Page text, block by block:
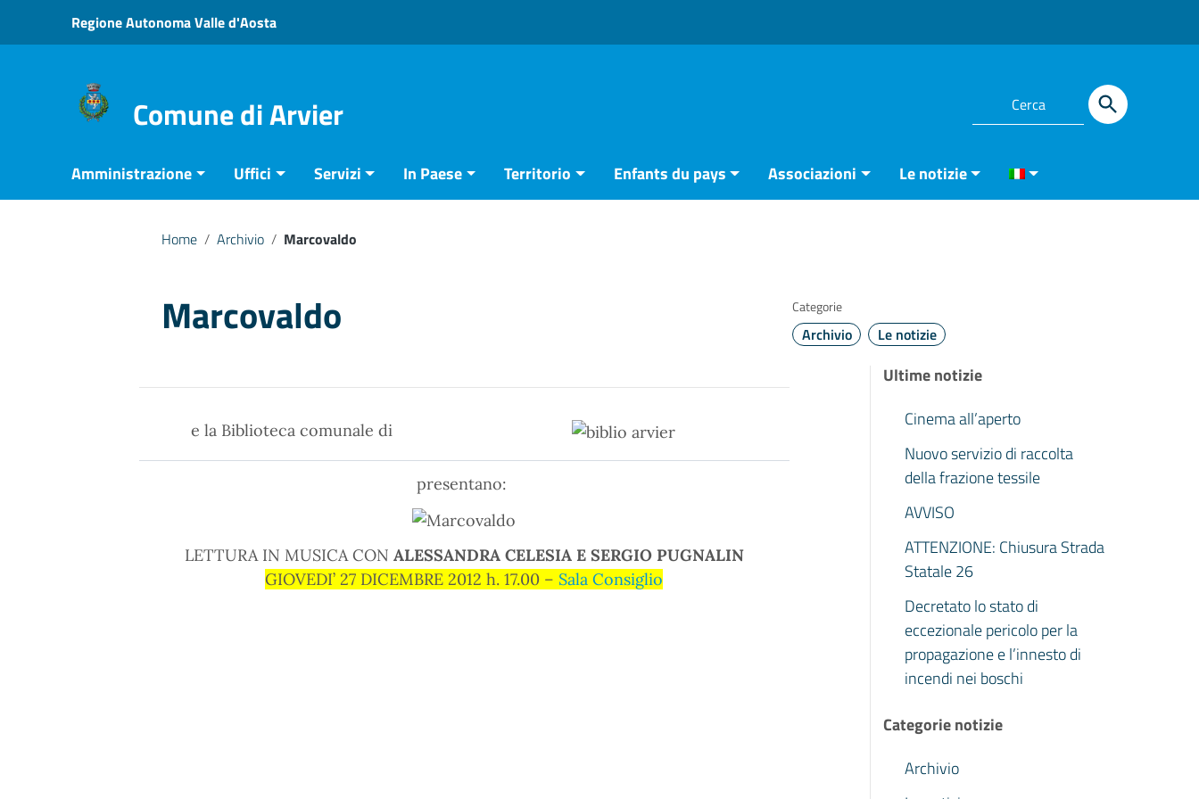
Vai ai contenuti
Vai al menu di navigazione
Regione Autonoma Valle d'Aosta
Comune di Arvier
Amministrazione Uffici Servizi In Paese Territorio Enfants du pays Associazioni Le notizie
Home / Archivio / Marcovaldo
Marcovaldo Categorie
Archivio Le notizie
e la Biblioteca comunale di
presentano:
LETTURA IN MUSICA CON ALESSANDRA CELESIA E SERGIO PUGNALIN
GIOVEDI’ 27 DICEMBRE 2012 h. 17.00 – Sala Consiglio
Ultime notizie
Cinema all’aperto
Nuovo servizio di raccolta
della frazione tessile
AVVISO
ATTENZIONE: Chiusura Strada
Statale 26
Decretato lo stato di
eccezionale pericolo per la
propagazione e l’innesto di
incendi nei boschi
Categorie notizie
Archivio